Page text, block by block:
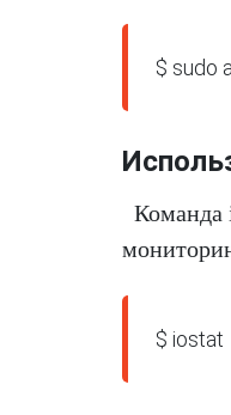
$ sudo
Команда
$ iostat